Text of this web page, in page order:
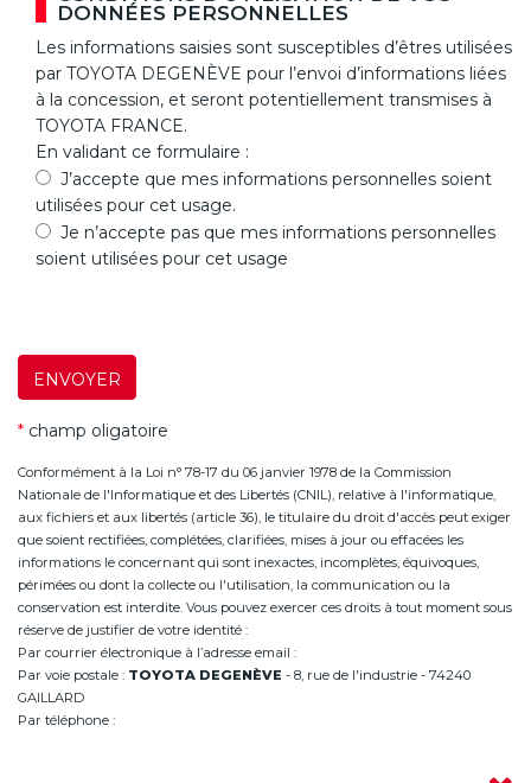
DONNÉES PERSONNELLES
Les informations saisies sont susceptibles d’êtres utilisées
par TOYOTA DEGENÈVE pour l’envoi d’informations liées
à la concession, et seront potentiellement transmises à
TOYOTA FRANCE.
En validant ce formulaire :
J’accepte que mes informations personnelles soient
utilisées pour cet usage.
Je n’accepte pas que mes informations personnelles
soient utilisées pour cet usage
ENVOYER
* champ oligatoire
Conformément à la Loi n° 78-17 du 06 janvier 1978 de la Commission
Nationale de l'Informatique et des Libertés (CNIL), relative à l'informatique,
aux fichiers et aux libertés (article 36), le titulaire du droit d'accès peut exiger
que soient rectifiées, complétées, clarifiées, mises à jour ou effacées les
informations le concernant qui sont inexactes, incomplètes, équivoques,
périmées ou dont la collecte ou l'utilisation, la communication ou la
conservation est interdite. Vous pouvez exercer ces droits à tout moment sous
réserve de justifier de votre identité :
Par courrier électronique à l’adresse email :
Par voie postale : TOYOTA DEGENÈVE - 8, rue de l'industrie - 74240
GAILLARD
Par téléphone :